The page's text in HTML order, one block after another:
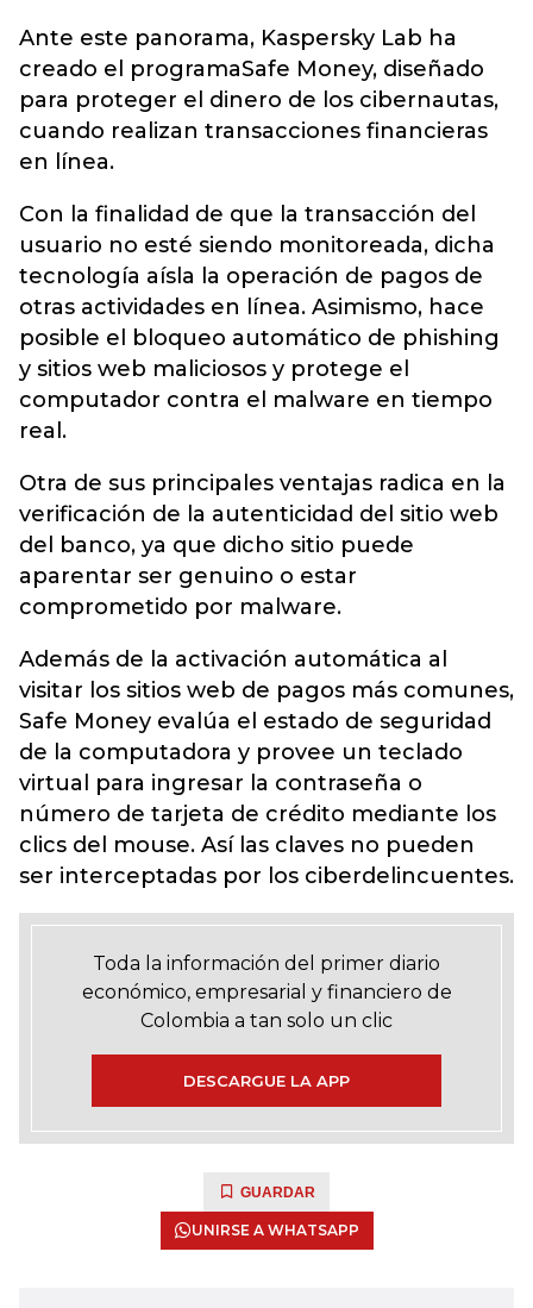
Ante este panorama, Kaspersky Lab ha
creado el programaSafe Money, diseñado
para proteger el dinero de los cibernautas,
cuando realizan transacciones financieras
en línea.
Con la finalidad de que la transacción del
usuario no esté siendo monitoreada, dicha
tecnología aísla la operación de pagos de
otras actividades en línea. Asimismo, hace
posible el bloqueo automático de phishing
y sitios web maliciosos y protege el
computador contra el malware en tiempo
real.
Otra de sus principales ventajas radica en la
verificación de la autenticidad del sitio web
del banco, ya que dicho sitio puede
aparentar ser genuino o estar
comprometido por malware.
Además de la activación automática al
visitar los sitios web de pagos más comunes,
Safe Money evalúa el estado de seguridad
de la computadora y provee un teclado
virtual para ingresar la contraseña o
número de tarjeta de crédito mediante los
clics del mouse. Así las claves no pueden
ser interceptadas por los ciberdelincuentes.
Toda la información del primer diario
económico, empresarial y financiero de
Colombia a tan solo un clic
DESCARGUE LA APP
GUARDAR
UNIRSE A WHATSAPP